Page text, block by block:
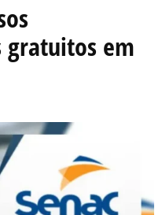
gratuitos em